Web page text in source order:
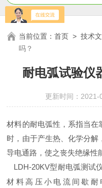
当前位置：首页 >技术
吗？
耐电弧试验仪
更新时间：
材料的耐电弧性，系指当在
时，由于产生热、化学分
导电通路，使之丧失绝缘性
LDH-20KV型耐电弧测试
材料高压小电流间歇耐